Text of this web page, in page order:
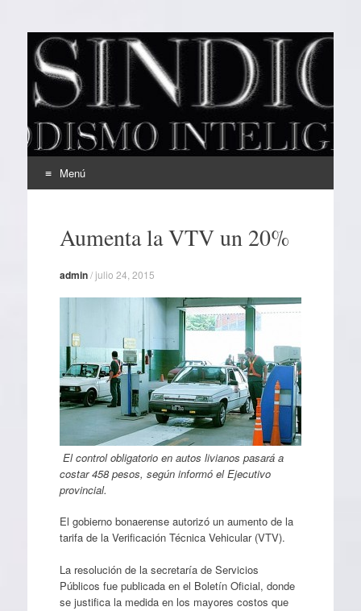
EL SINDICAL
Periodismo Inteligente
Menú
contenidoAumenta la VTV un 20%
admin/julio 24, 2015
El control obligatorio en autos livianos pasará a
costar 458 pesos, según informó el Ejecutivo
provincial.
El gobierno bonaerense autorizó un aumento de la
tarifa de la Verificación Técnica Vehicular (VTV).
La resolución de la secretaría de Servicios
Públicos fue publicada en el Boletín Oficial, donde
se justifica la medida en los mayores costos que